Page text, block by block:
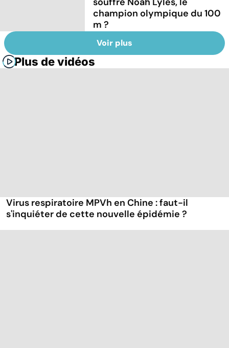
champion olympique du 100
m ?
Voir plus
Plus de vidéos
Virus respiratoire MPVh en Chine : faut-il
s'inquiéter de cette nouvelle épidémie ?